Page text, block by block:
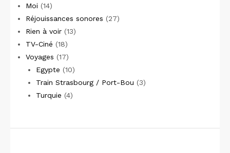
Moi (14)
Réjouissances sonores (27)
Rien à voir (13)
TV-Ciné (18)
Voyages (17)
Egypte (10)
Train Strasbourg / Port-Bou (3)
Turquie (4)